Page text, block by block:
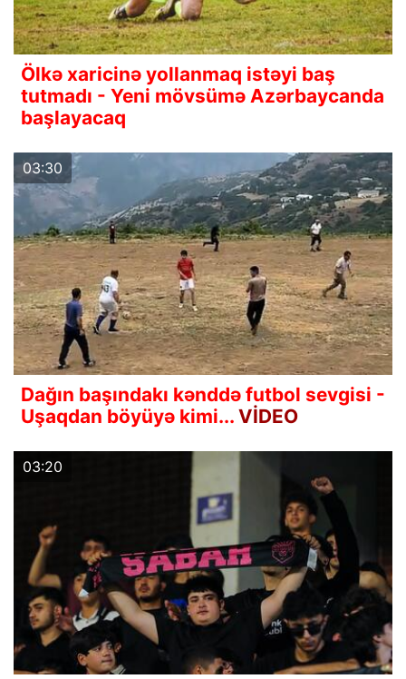
Ölkə xaricinə yollanmaq istəyi baş
tutmadı - Yeni mövsümə Azərbaycanda
başlayacaq
03:30
Dağın başındakı kənddə futbol sevgisi -
Uşaqdan böyüyə kimi... VİDEO
03:20